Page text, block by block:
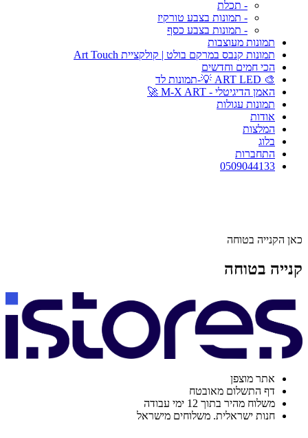
- תכלת
- תמונות בצבע טורקיז
- תמונות בצבע כסף
תמונות מעוצבות
תמונות קנבס במרקם בולט | קולקציית Art Touch
הכי חמים וחדשים
🎨 ART LED 💡-תמונות לד
האמן הדיגיטלי - M-X ART 🚀
תמונות עגולות
אודות
המלצות
בלוג
התחברות
0509044133
כאן הקנייה בטוחה
קנייה בטוחה
אתר מוצפן
דף התשלום מאובטח
משלוח מהיר בתוך 12 ימי עבודה
חנות ישראלית. משלוחים מישראל